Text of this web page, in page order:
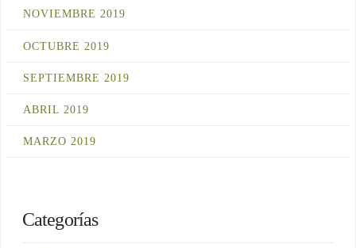
NOVIEMBRE 2019
OCTUBRE 2019
SEPTIEMBRE 2019
ABRIL 2019
MARZO 2019
Categorías